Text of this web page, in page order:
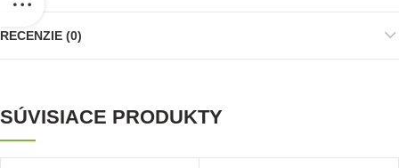
RECENZIE (0)
SÚVISIACE PRODUKTY